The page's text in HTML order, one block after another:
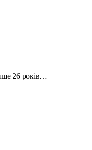
26 років…